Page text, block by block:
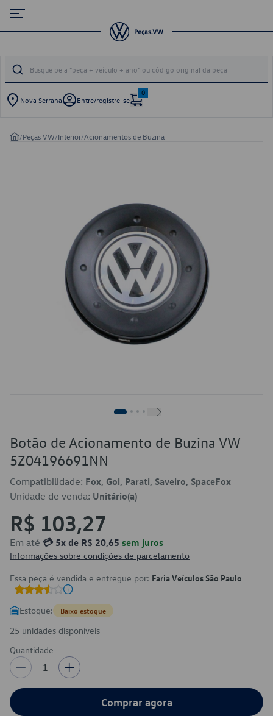
Nova Serrana Entre/registre-se
0
/Peças VW/Interior/Acionamentos de Buzina
Botão de Acionamento de Buzina VW
5Z04196691NN
Compatibilidade: Fox, Gol, Parati, Saveiro, SpaceFox
Unidade de venda: Unitário(a)
R$ 103,27
Em até 💳 5x de R$ 20,65 sem juros
Informações sobre condições de parcelamento
Essa peça é vendida e entregue por: Faria Veículos São Paulo
Estoque: Baixo estoque
25 unidades disponíveis
Quantidade
1
Comprar agora